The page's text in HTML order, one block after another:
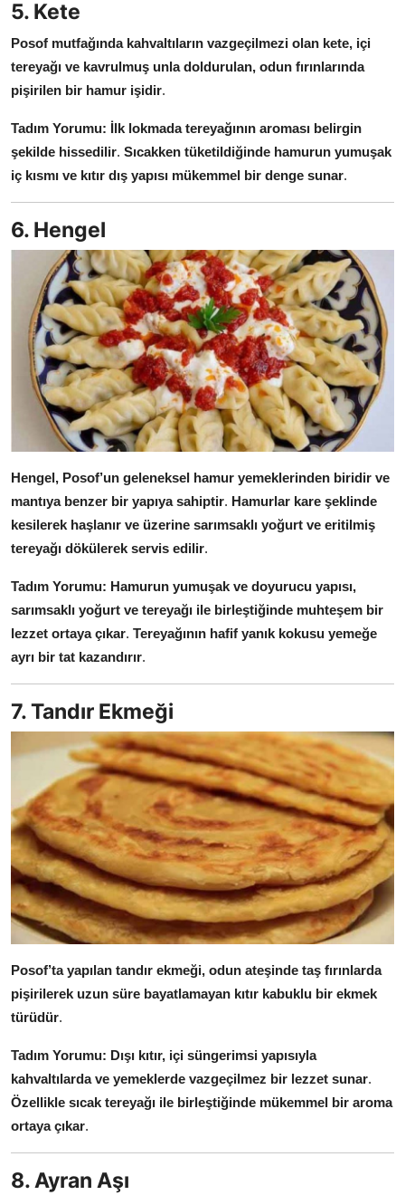
5. Kete
Posof mutfağında kahvaltıların vazgeçilmezi olan kete, içi
tereyağı ve kavrulmuş unla doldurulan, odun fırınlarında
pişirilen bir hamur işidir.
Tadım Yorumu: İlk lokmada tereyağının aroması belirgin
şekilde hissedilir. Sıcakken tüketildiğinde hamurun yumuşak
iç kısmı ve kıtır dış yapısı mükemmel bir denge sunar.
6. Hengel
Hengel, Posof’un geleneksel hamur yemeklerinden biridir ve
mantıya benzer bir yapıya sahiptir. Hamurlar kare şeklinde
kesilerek haşlanır ve üzerine sarımsaklı yoğurt ve eritilmiş
tereyağı dökülerek servis edilir.
Tadım Yorumu: Hamurun yumuşak ve doyurucu yapısı,
sarımsaklı yoğurt ve tereyağı ile birleştiğinde muhteşem bir
lezzet ortaya çıkar. Tereyağının hafif yanık kokusu yemeğe
ayrı bir tat kazandırır.
7. Tandır Ekmeği
Posof’ta yapılan tandır ekmeği, odun ateşinde taş fırınlarda
pişirilerek uzun süre bayatlamayan kıtır kabuklu bir ekmek
türüdür.
Tadım Yorumu: Dışı kıtır, içi süngerimsi yapısıyla
kahvaltılarda ve yemeklerde vazgeçilmez bir lezzet sunar.
Özellikle sıcak tereyağı ile birleştiğinde mükemmel bir aroma
ortaya çıkar.
8. Ayran Aşı